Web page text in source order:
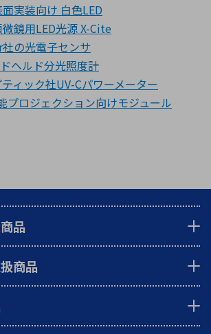
実装向け 白色LED
鏡用LED光源 X-Cite
の光電子センサ
ヘルド分光照度計
ィック社UV-Cパワーメーター
プロジェクション向けモジュール
品
商品